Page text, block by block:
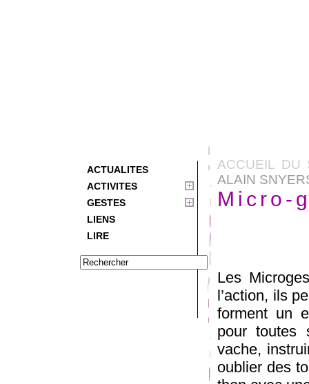
ACTUALITES
ACTIVITES
GESTES
LIENS
LIRE
ACCUEIL DU
ALAIN
Micro-
Les
l’action, ils
forment un
pour toutes
vache,
oublier des